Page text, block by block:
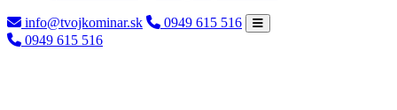
info@tvojkominar.sk
0949 615 516
0949 615 516